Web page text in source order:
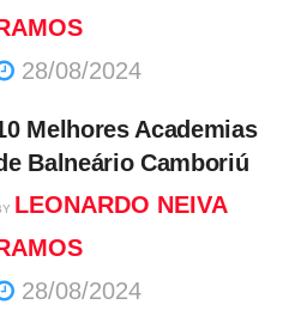
28/08/2024
Melhores Academias
Balneário Camboriú
LEONARDO NEIVA
28/08/2024